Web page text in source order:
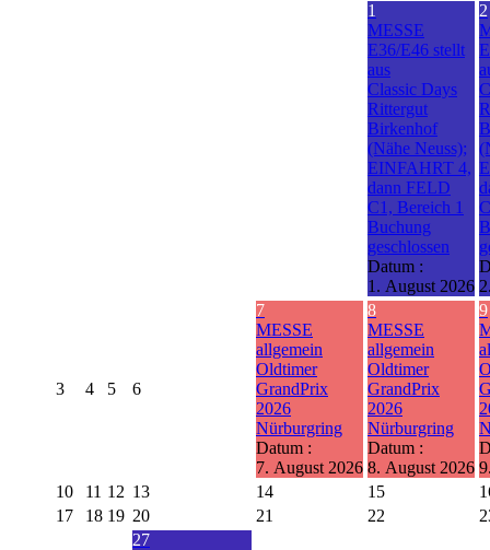
1
MESSE
E36/E46 stellt
aus
Classic Days
Rittergut
Birkenhof
(Nähe Neuss);
EINFAHRT 4,
dann FELD
C1, Bereich 1
Buchung
geschlossen
Datum :
1. August 2026
2
3 4 5 6
7
MESSE
allgemein
Oldtimer
GrandPrix
2026
Nürburgring
Datum :
7. August 2026
8
MESSE
allgemein
Oldtimer
GrandPrix
2026
Nürburgring
Datum :
8. August 2026
9
10
11 12 13 14 15
17
18 19 20 21 22
27